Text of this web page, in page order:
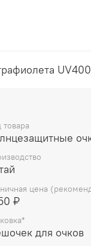
UV400
товара
цена
₽
для очков